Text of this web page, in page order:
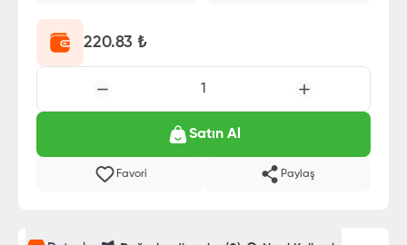
220.83 ₺
1
Satın Al
Favori Paylaş